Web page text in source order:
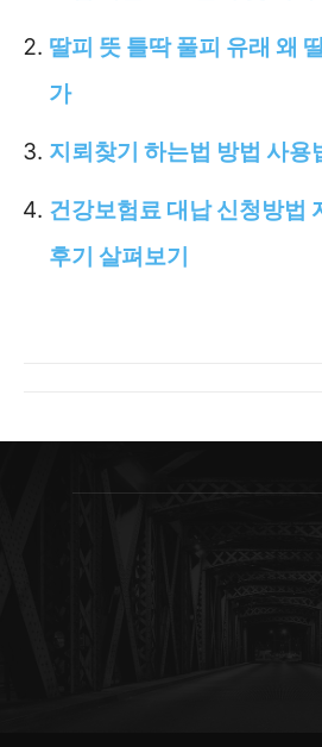
딸피 뜻 틀딱 풀피 유래 왜
가
지뢰찾기 하는법 방법 사용
건강보험료 대납 신청방법
후기 살펴보기